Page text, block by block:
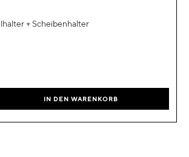
+ Scheibenhalter
IN DEN WARENKORB